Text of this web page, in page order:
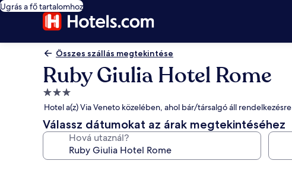
Ugrás a fő tartalomhoz
Összes szállás megtekintése
Ruby Giulia Hotel Rome
3.0
csillagos
szálláshely
Hotel a(z) Via Veneto közelében, ahol bár/társalgó áll rendelkezésre
Válassz dátumokat az árak megtekintéséhez
Hová utaznál?